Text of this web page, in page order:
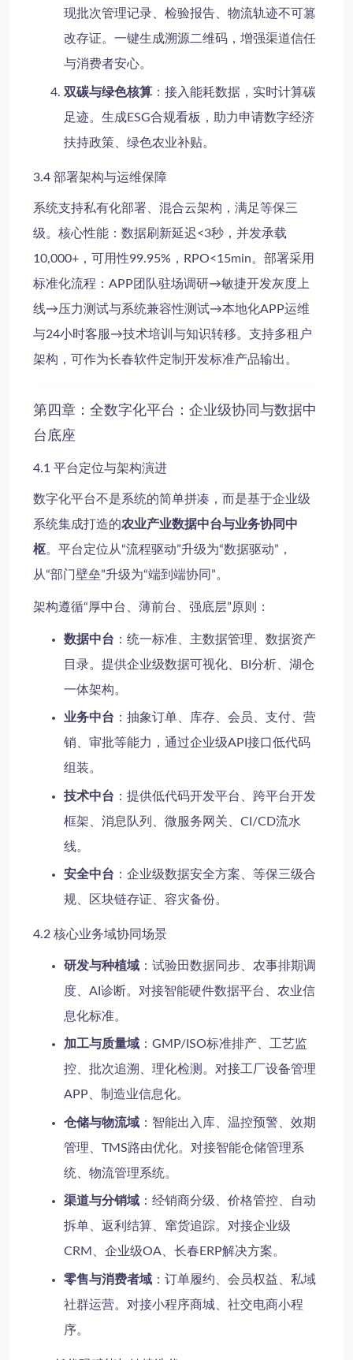
现批次管理记录、检验报告、物流轨迹不可篡
改存证。一键生成溯源二维码，增强渠道信任
与消费者安心。
双碳与绿色核算 ：接入能耗数据，实时计算碳
足迹。生成ESG合规看板，助力申请数字经济
扶持政策、绿色农业补贴。
3.4 部署架构与运维保障
系统支持私有化部署、混合云架构，满足等保三
级。核心性能：数据刷新延迟<3秒，并发承载
10,000+，可用性99.95%，RPO<15min。部署采用
标准化流程：APP团队驻场调研→敏捷开发灰度上
线→压力测试与系统兼容性测试→本地化APP运维
与24小时客服→技术培训与知识转移。支持多租户
架构，可作为长春软件定制开发标准产品输出。
第四章：全数字化平台：企业级协同与数据中
台底座
4.1 平台定位与架构演进
数字化平台不是系统的简单拼凑，而是基于企业级
系统集成打造的农业产业数据中台与业务协同中
枢。平台定位从“流程驱动”升级为“数据驱动”，
从“部门壁垒”升级为“端到端协同”。
架构遵循“厚中台、薄前台、强底层”原则：
数据中台 ：统一标准、主数据管理、数据资产
目录。提供企业级数据可视化、BI分析、湖仓
一体架构。
业务中台 ：抽象订单、库存、会员、支付、营
销、审批等能力，通过企业级API接口低代码
组装。
技术中台 ：提供低代码开发平台、跨平台开发
框架、消息队列、微服务网关、CI/CD流水
线。
安全中台 ：企业级数据安全方案、等保三级合
规、区块链存证、容灾备份。
4.2 核心业务域协同场景
研发与种植域 ：试验田数据同步、农事排期调
度、AI诊断。对接智能硬件数据平台、农业信
息化标准。
加工与质量域 ：GMP/ISO标准排产、工艺监
控、批次追溯、理化检测。对接工厂设备管理
APP、制造业信息化。
仓储与物流域 ：智能出入库、温控预警、效期
管理、TMS路由优化。对接智能仓储管理系
统、物流管理系统。
渠道与分销域 ：经销商分级、价格管控、自动
拆单、返利结算、窜货追踪。对接企业级
CRM、企业级OA、长春ERP解决方案。
零售与消费者域 ：订单履约、会员权益、私域
社群运营。对接小程序商城、社交电商小程
序。